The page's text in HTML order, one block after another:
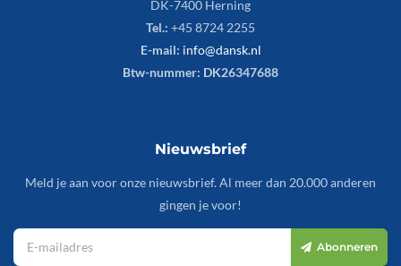
DK-7400 Herning
Tel.: +45 8724 2255
E-mail: info@dansk.nl
Btw-nummer: DK26347688
Nieuwsbrief
Meld je aan voor onze nieuwsbrief. Al meer dan 20.000 anderen
gingen je voor!
Abonneren